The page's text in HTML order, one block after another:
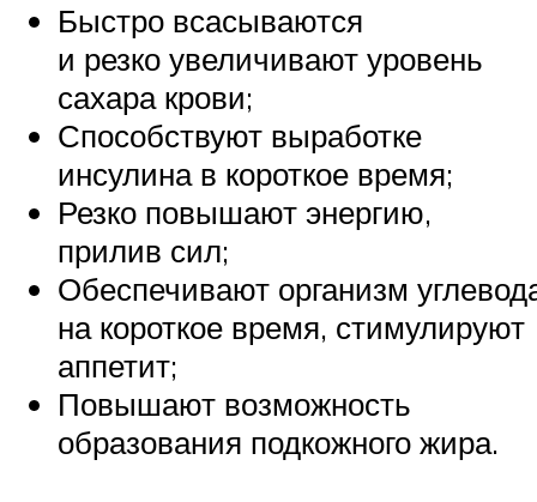
Быстро всасываются
и резко увеличивают уровень
сахара крови;
Способствуют выработке
инсулина в короткое время;
Резко повышают энергию,
прилив сил;
Обеспечивают организм
на короткое время, стимулируют
аппетит;
Повышают возможность
образования подкожного жира.